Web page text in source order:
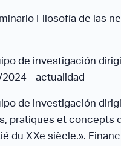
Filosofía de las
de investigación
2024 - actualidad
de investigación
pratiques et concepts
du XXe siècle.».